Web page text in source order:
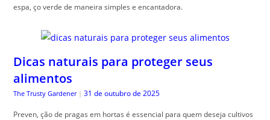
espa, ço verde de maneira simples e encantadora.
Dicas naturais para proteger seus
alimentos
The Trusty Gardener | 31 de outubro de 2025
Preven, ção de pragas em hortas é essencial para quem deseja cultivos